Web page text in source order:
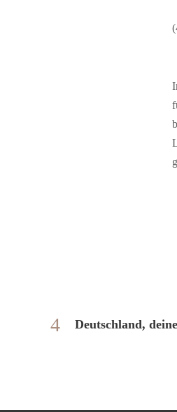
Deutschland,